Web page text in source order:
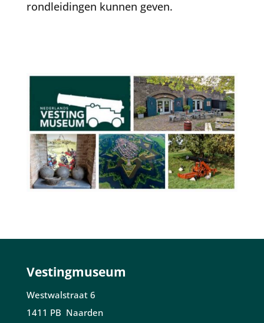
rondleidingen kunnen geven.
Vestingmuseum
Westwalstraat 6
1411 PB Naarden